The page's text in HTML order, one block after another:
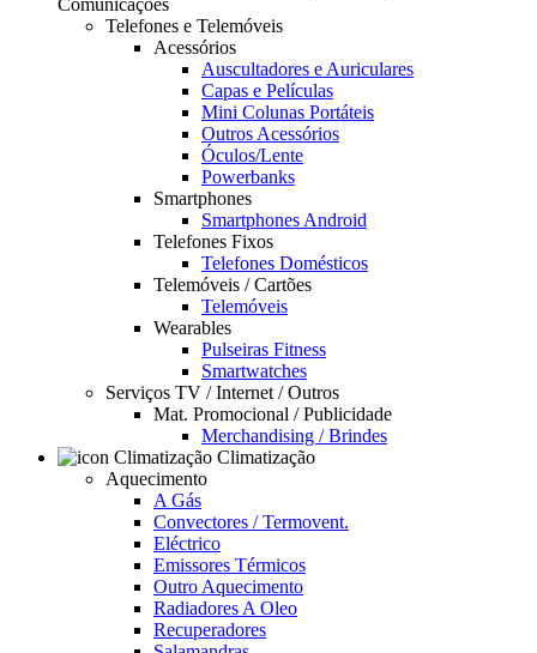
Comunicações
Telefones e Telemóveis
Acessórios
Auscultadores e Auriculares
Capas e Películas
Mini Colunas Portáteis
Outros Acessórios
Óculos/Lente
Powerbanks
Smartphones
Smartphones Android
Telefones Fixos
Telefones Domésticos
Telemóveis / Cartões
Telemóveis
Wearables
Pulseiras Fitness
Smartwatches
Serviços TV / Internet / Outros
Mat. Promocional / Publicidade
Merchandising / Brindes
Climatização
Aquecimento
A Gás
Convectores / Termovent.
Eléctrico
Emissores Térmicos
Outro Aquecimento
Radiadores A Oleo
Recuperadores